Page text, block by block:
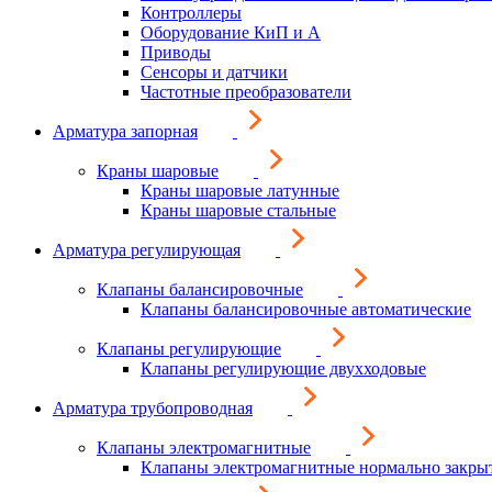
Контроллеры
Оборудование КиП и А
Приводы
Сенсоры и датчики
Частотные преобразователи
Арматура запорная
Краны шаровые
Краны шаровые латунные
Краны шаровые стальные
Арматура регулирующая
Клапаны балансировочные
Клапаны балансировочные автоматические
Клапаны регулирующие
Клапаны регулирующие двухходовые
Арматура трубопроводная
Клапаны электромагнитные
Клапаны электромагнитные нормально